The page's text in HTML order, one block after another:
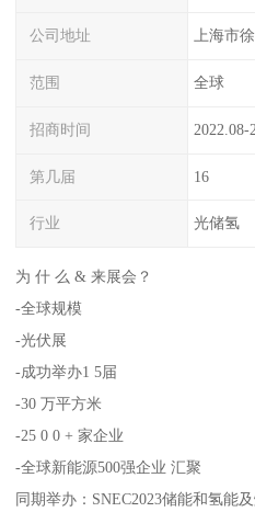
公司地址
范围 全球
招商时间 2022.08-
第几届 16
行业 光储氢
为 什 么 & 来展会？
-全球规模
-光伏展
-成功举办1 5届
-30 万平方米
-25 0 0 + 家企业
-全球新能源500强企业 汇聚
同期举办：SNEC2023储能和氢能